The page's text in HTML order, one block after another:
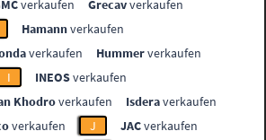
verkaufen Grecavverkaufen
Hamannverkaufen
verkaufen Hummerverkaufen
I INEOSverkaufen
Khodroverkaufen Isderaverkaufen
verkaufen J JACverkaufen